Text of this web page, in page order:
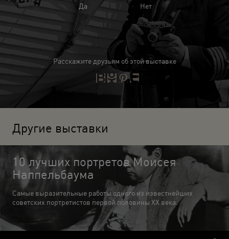
Да Нет
Расскажите друзьям об этой выставке
Другие выставки
10 лучших портретов Моисея
Наппельбаума
Самые выразительные работы одного из известнейших
советских портретистов первой половины XX века.